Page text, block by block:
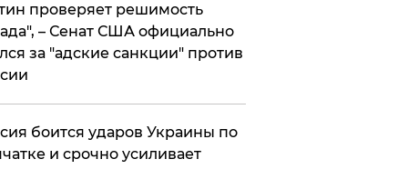
проверяет решимость
– Сенат США официально
за "адские санкции" против
боится ударов Украины по
и срочно усиливает